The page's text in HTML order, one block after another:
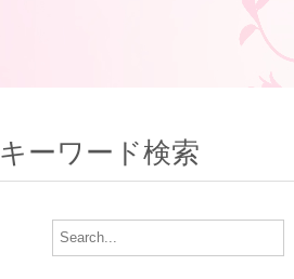
キーワード検索